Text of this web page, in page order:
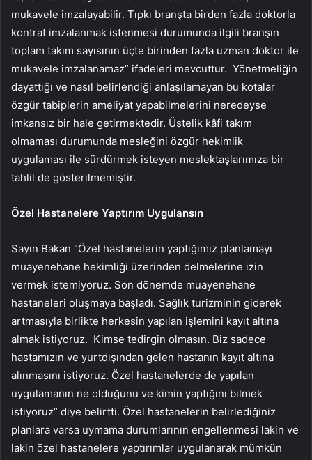
mukavele imzalayabilir. Tıpkı branşta birden fazla doktorla
kontrat imzalanmak istenmesi durumunda ilgili branşın
toplam takım sayısının üçte birinden fazla uzman doktor ile
mukavele imzalanamaz” ifadeleri mevcuttur. Yönetmeliğin
dayattığı ve nasıl belirlendiği anlaşılamayan bu kotalar
özgür tabiplerin ameliyat yapabilmelerini neredeyse
imkansız bir hale getirmektedir. Üstelik kâfi takım
olmaması durumunda mesleğini özgür hekimlik
uygulaması ile sürdürmek isteyen meslektaşlarımıza bir
tahlil de gösterilmemiştir.
Özel Hastanelere Yaptırım Uygulansın
Sayın Bakan “Özel hastanelerin yaptığımız planlamayı
muayenehane hekimliği üzerinden delmelerine izin
vermek istemiyoruz. Son dönemde muayenehane
hastaneleri oluşmaya başladı. Sağlık turizminin giderek
artmasıyla birlikte herkesin yapılan işlemini kayıt altına
almak istiyoruz. Kimse tedirgin olmasın. Biz sadece
hastamızın ve yurtdışından gelen hastanın kayıt altına
alınmasını istiyoruz. Özel hastanelerde de yapılan
uygulamanın ne olduğunu ve kimin yaptığını bilmek
istiyoruz” diye belirtti. Özel hastanelerin belirlediğiniz
planlara varsa uymama durumlarının engellenmesi lakin ve
lakin özel hastanelere yaptırımlar uygulanarak mümkün